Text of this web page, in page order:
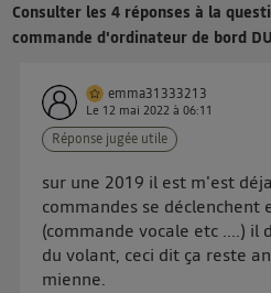
Consulter les 4 réponses à la
commande d'ordinateur de bord
emma31333213
Le 12 mai 2022 à06:11
Réponse jugée utile
sur une 2019 il est m'est
commandes se
(commande vocale etc ....) il
du volant, ceci dit ça reste
mienne.
même identifiant.
Pour uneconnexion foyer(ex : Wi-
uniquement sur la navigation
Vous pouvez à tout moment
surle portail d’Utiq
« gérer Utiq » en bas de
d'informations, veuillez
d'information sur les
d'Utiq